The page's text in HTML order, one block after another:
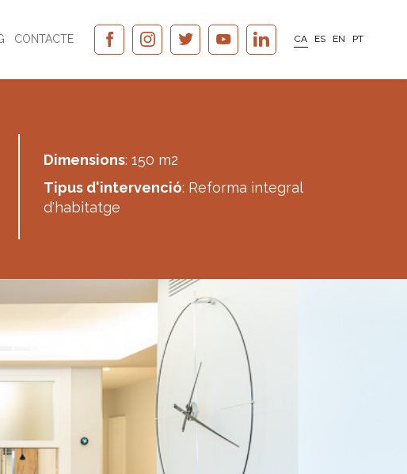
CONTACTE CA ES EN PT
Dimensions: 150 m2
Tipus d'intervenció: Reforma integral
d'habitatge